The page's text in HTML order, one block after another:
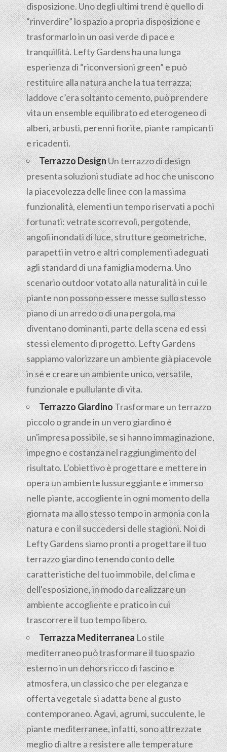
disposizione. Uno degli ultimi trend è quello di
“rinverdire” lo spazio a propria disposizione e
trasformarlo in un oasi verde di pace e
tranquillità. Lefty Gardens ha una lunga
esperienza di “riconversioni green” e può
restituire alla natura anche la tua terrazza;
laddove c’era soltanto cemento, può prendere
vita un ensemble equilibrato ed eterogeneo di
alberi, arbusti, perenni fiorite, piante rampicanti
e ricadenti.
Terrazzo DesignUn terrazzo di design
presenta soluzioni studiate ad hoc che uniscono
la piacevolezza delle linee con la massima
funzionalità, elementi un tempo riservati a pochi
fortunati: vetrate scorrevoli, pergotende,
angoli inondati di luce, strutture geometriche,
parapetti in vetro e altri complementi adeguati
agli standard di una famiglia moderna. Uno
scenario outdoor votato alla naturalità in cui le
piante non possono essere messe sullo stesso
piano di un arredo o di una pergola, ma
diventano dominanti, parte della scena ed essi
stessi elemento di progetto. Lefty Gardens
sappiamo valorizzare un ambiente già piacevole
in sé e creare un ambiente unico, versatile,
funzionale e pullulante di vita.
Terrazzo GiardinoTrasformare un terrazzo
piccolo o grande in un vero giardino è
un'impresa possibile, se si hanno immaginazione,
impegno e costanza nel raggiungimento del
risultato. L’obiettivo è progettare e mettere in
opera un ambiente lussureggiante e immerso
nelle piante, accogliente in ogni momento della
giornata ma allo stesso tempo in armonia con la
natura e con il succedersi delle stagioni. Noi di
Lefty Gardens siamo pronti a progettare il tuo
terrazzo giardino tenendo conto delle
caratteristiche del tuo immobile, del clima e
dell'esposizione, in modo da realizzare un
ambiente accogliente e pratico in cui
trascorrere il tuo tempo libero.
Terrazza MediterraneaLo stile
mediterraneo può trasformare il tuo spazio
esterno in un dehors ricco di fascino e
atmosfera, un classico che per eleganza e
offerta vegetale si adatta bene al gusto
contemporaneo. Agavi, agrumi, succulente, le
piante mediterranee, infatti, sono attrezzate
meglio di altre a resistere alle temperature